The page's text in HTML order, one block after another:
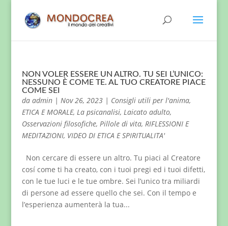
NON VOLER ESSERE UN ALTRO. TU SEI L’UNICO:
NESSUNO È COME TE. AL TUO CREATORE PIACE
COME SEI
da admin| Nov 26, 2023| Consigli utili per l'anima,
ETICA E MORALE, La psicanalisi, Laicato adulto,
Osservazioni filosofiche, Pillole di vita, RIFLESSIONI E
MEDITAZIONI, VIDEO DI ETICA E SPIRITUALITA'
Non cercare di essere un altro. Tu piaci al Creatore
cosí come ti ha creato, con i tuoi pregi ed i tuoi difetti,
con le tue luci e le tue ombre. Sei l’unico tra miliardi
di persone ad essere quello che sei. Con il tempo e
l’esperienza aumenterà la tua...